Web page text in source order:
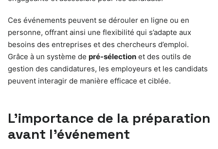
Ces événements peuvent se dérouler en ligne ou en
personne, offrant ainsi une flexibilité qui s’adapte aux
besoins des entreprises et des chercheurs d’emploi.
Grâce à un système de pré-sélection et des outils de
gestion des candidatures, les employeurs et les candidats
peuvent interagir de manière efficace et ciblée.
L’importance de la préparation
avant l’événement